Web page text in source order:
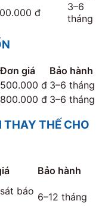
đ
3–6
tháng
Đơn giá
Bảo hành
500.000 đ 3–6 tháng
800.000 đ 3–6 tháng
THAY THẾ CHO
Bảo hành
báo 6–12 tháng